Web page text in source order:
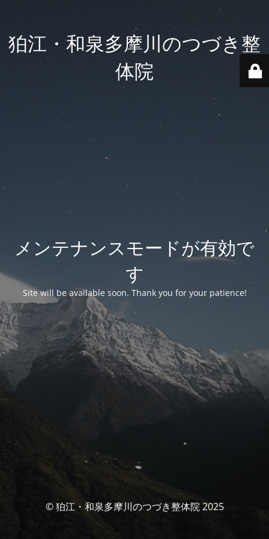
狛江・和泉多摩川のつづき整
体院
メンテナンスモードが有効で
す
Site will be available soon. Thank you for your patience!
© 狛江・和泉多摩川のつづき整体院 2025